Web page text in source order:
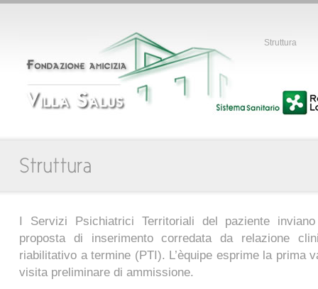
Struttura
I Servizi Psichiatrici Territoriali del paziente
proposta di inserimento corredata da relazione
riabilitativo a termine (PTI). L’èquipe esprime la prima
visita preliminare di ammissione.